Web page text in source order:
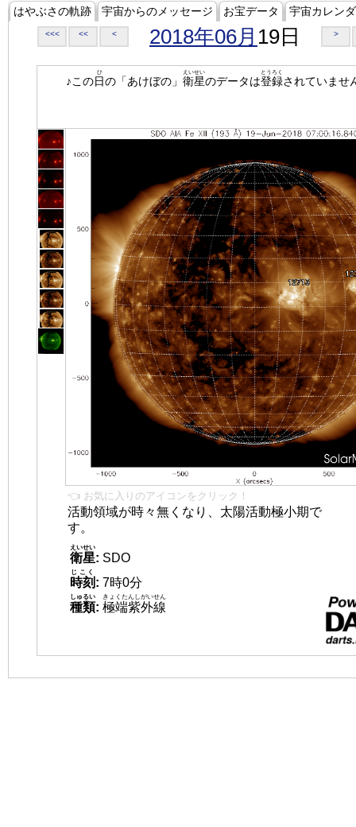
はやぶさの軌跡 宇宙からのメッセージ お宝データ 宇宙カレン
<<< << < 2018年06月 19日 >
♪この日
ひ
の「あけぼの」 衛星
えいせい
のデータは登録
とうろく
されていませ
👈 お気に入りのアイコンをクリック！
活動領域が時々無くなり、太陽活動極小期で
す。
衛星
えいせい
: SDO
時刻
じこく
: 7時0分
種類
しゅるい
: 極端紫外線
きょくたんしがいせん